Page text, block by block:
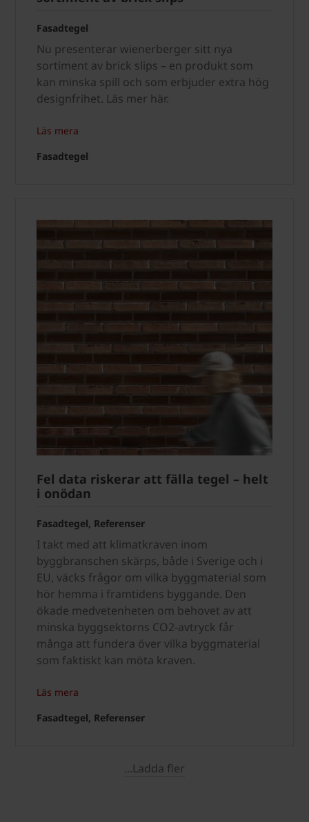
Fasadtegel
Nu presenterar wienerberger sitt nya
sortiment av brick slips – en produkt som
kan minska spill och som erbjuder extra hög
designfrihet. Läs mer här.
Läs mera
Fasadtegel
Fel data riskerar att fälla tegel – helt
i onödan
Fasadtegel, Referenser
I takt med att klimatkraven inom
byggbranschen skärps, både i Sverige och i
EU, väcks frågor om vilka byggmaterial som
hör hemma i framtidens byggande. Den
ökade medvetenheten om behovet av att
minska byggsektorns CO2-avtryck får
många att fundera över vilka byggmaterial
som faktiskt kan möta kraven.
Läs mera
Fasadtegel, Referenser
...Ladda fler